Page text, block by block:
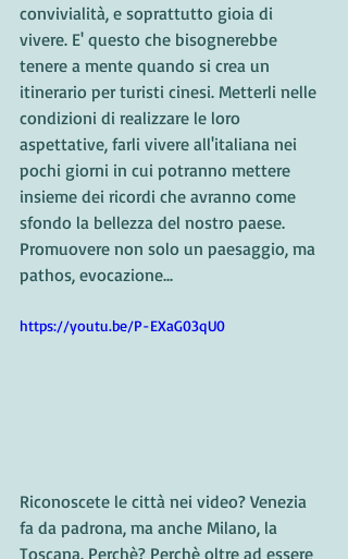
convivialità, e soprattutto gioia di
vivere. E' questo che bisognerebbe
tenere a mente quando si crea un
itinerario per turisti cinesi. Metterli nelle
condizioni di realizzare le loro
aspettative, farli vivere all'italiana nei
pochi giorni in cui potranno mettere
insieme dei ricordi che avranno come
sfondo la bellezza del nostro paese.
Promuovere non solo un paesaggio, ma
pathos, evocazione...
https://youtu.be/P-EXaG03qU0
Riconoscete le città nei video? Venezia
fa da padrona, ma anche Milano, la
Toscana. Perchè? Perchè oltre ad essere